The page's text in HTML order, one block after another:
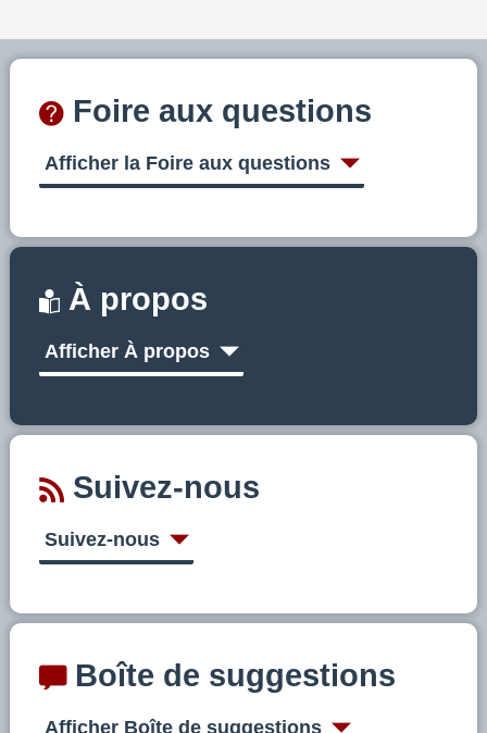
Foire aux questions
Afficher la Foire aux questions
À propos
Afficher À propos
Suivez-nous
Suivez-nous
Boîte de suggestions
Afficher Boîte de suggestions